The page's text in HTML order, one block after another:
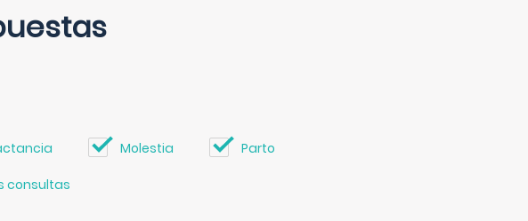
Molestia Parto
consultas